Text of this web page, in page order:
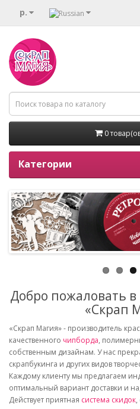
р.
0
Категории
Добро пожаловать
«Скрап
«Скрап Магия» - производитель
качественного чипборда,
собственным дизайнам. У нас
скрапбукинга и других видов
Каждому клиенту мы предлагаем
оптимальный вариант доставки и
Действует приятная система скидок,